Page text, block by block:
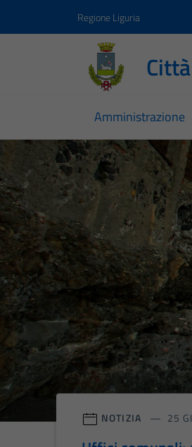
Regione Liguria
Amministrazione
Città di
Contenuti in
NOTIZIA 25